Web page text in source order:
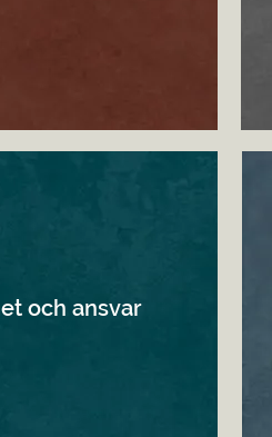
och ansvar